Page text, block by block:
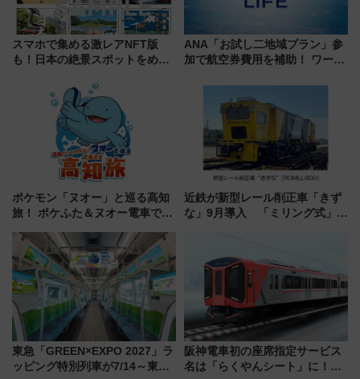
スマホで集める激レアNFT版
も！日本の絶景スポットをめぐ
ん)」企画がスタート
ANA「お試し二地域プラン」参
加で航空券費用を補助！ ワーケ
が拡大！
ポケモン「ヌオー」と巡る高知
旅！ ポケふた＆ヌオー電車で楽
路の絶景と絶品グルメを満喫！
（7月18日スタート）
近鉄が新型レール削正車「きず
な」9月導入 「ミリング式」採
貢献するだけでなく、全線区で
活躍するための仕組みも
東急「GREEN×EXPO 2027」ラ
ッピング特別列車が7/14～東
阪神電車初の座席指定サービス
名は「らくやんシート」に！新